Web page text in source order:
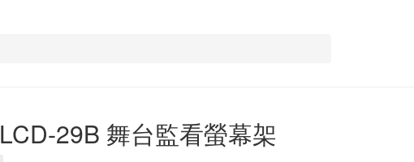
LCD-29B 舞台監看螢幕架